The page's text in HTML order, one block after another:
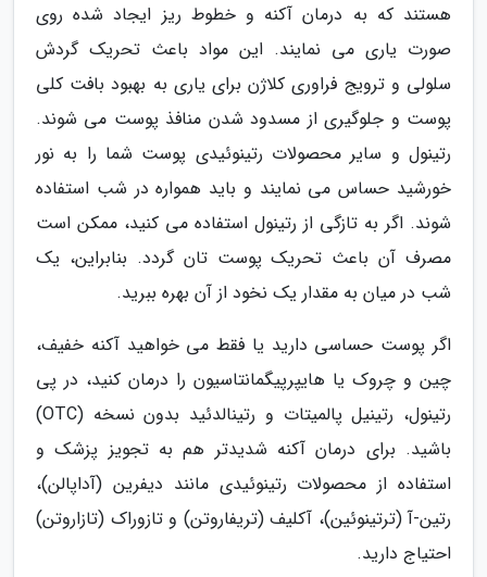
هستند که به درمان آکنه و خطوط ریز ایجاد شده روی
صورت یاری می نمایند. این مواد باعث تحریک گردش
سلولی و ترویج فراوری کلاژن برای یاری به بهبود بافت کلی
پوست و جلوگیری از مسدود شدن منافذ پوست می شوند.
رتینول و سایر محصولات رتینوئیدی پوست شما را به نور
خورشید حساس می نمایند و باید همواره در شب استفاده
شوند. اگر به تازگی از رتینول استفاده می کنید، ممکن است
مصرف آن باعث تحریک پوست تان گردد. بنابراین، یک
شب در میان به مقدار یک نخود از آن بهره ببرید.
اگر پوست حساسی دارید یا فقط می خواهید آکنه خفیف،
چین و چروک یا هایپرپیگمانتاسیون را درمان کنید، در پی
رتینول، رتینیل پالمیتات و رتینالدئید بدون نسخه (OTC)
باشید. برای درمان آکنه شدیدتر هم به تجویز پزشک و
استفاده از محصولات رتینوئیدی مانند دیفرین (آداپالن)،
رتین-آ (ترتینوئین)، آکلیف (تریفاروتن) و تازوراک (تازاروتن)
احتیاج دارید.